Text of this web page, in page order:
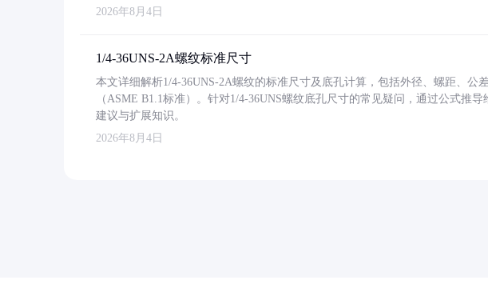
2026年8月4日
1/4-36UNS-2A螺纹标准尺寸
本文详细解析1/4-36UNS-2A螺纹的标准尺寸及底孔计算，包括外径、螺距、公
（ASME B1.1标准）。针对1/4-36UNS螺纹底孔尺寸的常见疑问，通过公式推
建议与扩展知识。
2026年8月4日